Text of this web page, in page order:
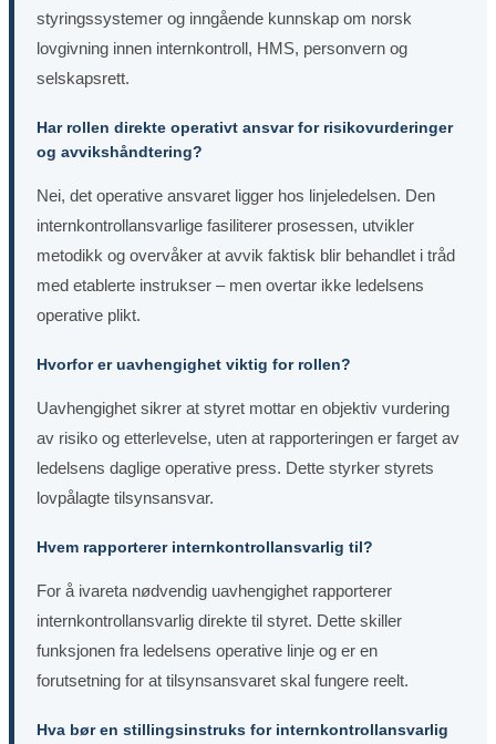
styringssystemer og inngående kunnskap om norsk
lovgivning innen internkontroll, HMS, personvern og
selskapsrett.
Har rollen direkte operativt ansvar for risikovurderinger
og avvikshåndtering?
Nei, det operative ansvaret ligger hos linjeledelsen. Den
internkontrollansvarlige fasiliterer prosessen, utvikler
metodikk og overvåker at avvik faktisk blir behandlet i tråd
med etablerte instrukser – men overtar ikke ledelsens
operative plikt.
Hvorfor er uavhengighet viktig for rollen?
Uavhengighet sikrer at styret mottar en objektiv vurdering
av risiko og etterlevelse, uten at rapporteringen er farget av
ledelsens daglige operative press. Dette styrker styrets
lovpålagte tilsynsansvar.
Hvem rapporterer internkontrollansvarlig til?
For å ivareta nødvendig uavhengighet rapporterer
internkontrollansvarlig direkte til styret. Dette skiller
funksjonen fra ledelsens operative linje og er en
forutsetning for at tilsynsansvaret skal fungere reelt.
Hva bør en stillingsinstruks for internkontrollansvarlig